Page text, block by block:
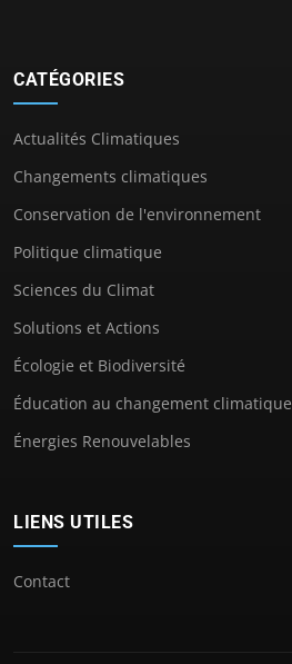
CATÉGORIES
Actualités Climatiques
Changements climatiques
Conservation de l'environnement
Politique climatique
Sciences du Climat
Solutions et Actions
Écologie et Biodiversité
Éducation au changement climatique
Énergies Renouvelables
LIENS UTILES
Contact